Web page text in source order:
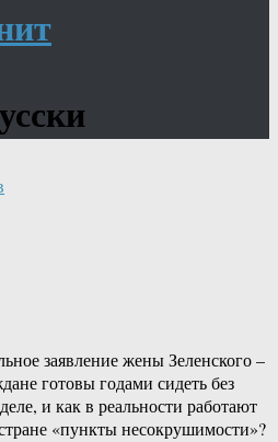
заявление жены Зеленского –
готовы годами сидеть без
и как в реальности работают
«пункты несокрушимости»?